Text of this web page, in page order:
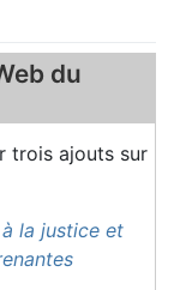
du
trois ajouts sur
la justice et